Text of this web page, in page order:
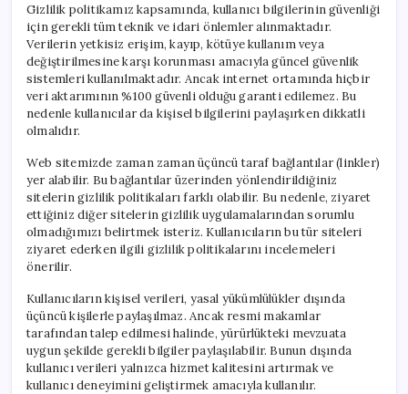
Gizlilik politikamız kapsamında, kullanıcı bilgilerinin güvenliği
için gerekli tüm teknik ve idari önlemler alınmaktadır.
Verilerin yetkisiz erişim, kayıp, kötüye kullanım veya
değiştirilmesine karşı korunması amacıyla güncel güvenlik
sistemleri kullanılmaktadır. Ancak internet ortamında hiçbir
veri aktarımının %100 güvenli olduğu garanti edilemez. Bu
nedenle kullanıcılar da kişisel bilgilerini paylaşırken dikkatli
olmalıdır.
Web sitemizde zaman zaman üçüncü taraf bağlantılar (linkler)
yer alabilir. Bu bağlantılar üzerinden yönlendirildiğiniz
sitelerin gizlilik politikaları farklı olabilir. Bu nedenle, ziyaret
ettiğiniz diğer sitelerin gizlilik uygulamalarından sorumlu
olmadığımızı belirtmek isteriz. Kullanıcıların bu tür siteleri
ziyaret ederken ilgili gizlilik politikalarını incelemeleri
önerilir.
Kullanıcıların kişisel verileri, yasal yükümlülükler dışında
üçüncü kişilerle paylaşılmaz. Ancak resmi makamlar
tarafından talep edilmesi halinde, yürürlükteki mevzuata
uygun şekilde gerekli bilgiler paylaşılabilir. Bunun dışında
kullanıcı verileri yalnızca hizmet kalitesini artırmak ve
kullanıcı deneyimini geliştirmek amacıyla kullanılır.